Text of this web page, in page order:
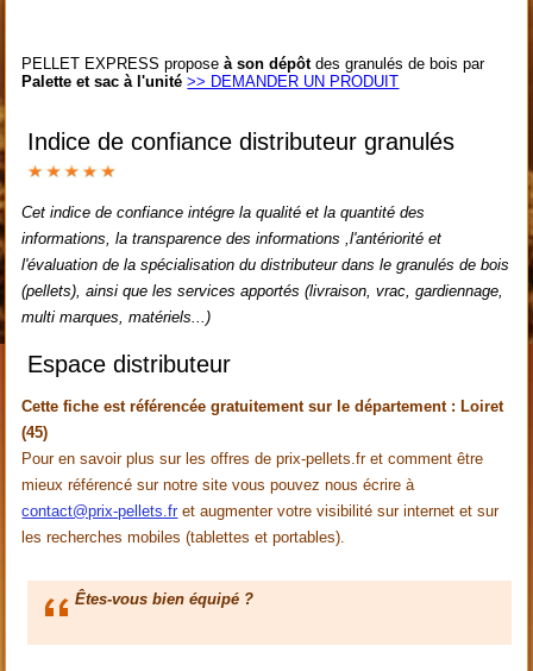
PELLET EXPRESS proposeà son dépôtdes granulés de bois par
Palette et sac à l'unité >> DEMANDER UN PRODUIT
Indice de confiance distributeur granulés
Cet indice de confiance intégre la qualité et la quantité des
informations, la transparence des informations ,l'antériorité et
l'évaluation de la spécialisation du distributeur dans le granulés de bois
(pellets), ainsi que les services apportés (livraison, vrac, gardiennage,
multi marques, matériels...)
Espace distributeur
Cette fiche est référencée gratuitement sur le département : Loiret
(45)
Pour en savoir plus sur les offres de prix-pellets.fr et comment être
mieux référencé sur notre site vous pouvez nous écrire à
contact@prix-pellets.fr et augmenter votre visibilité sur internet et sur
les recherches mobiles (tablettes et portables).
Êtes-vous bien équipé ?